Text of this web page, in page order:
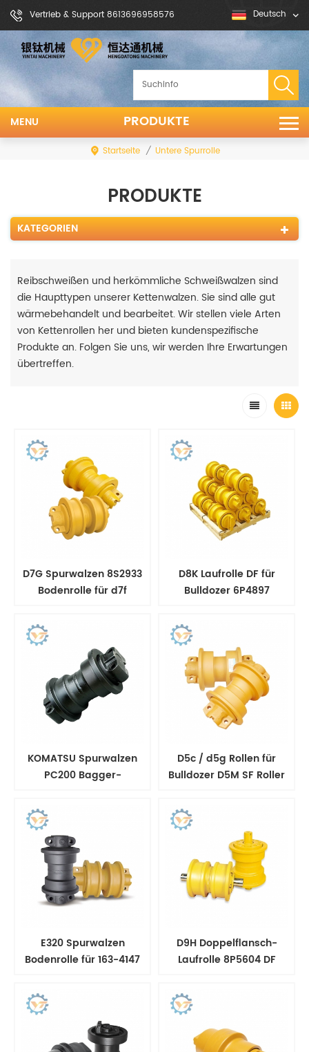
Vertrieb & Support 8613696958576 Deutsch
PRODUKTE
MENU
Startseite / Untere Spurrolle
PRODUKTE
KATEGORIEN
Reibschweißen und herkömmliche Schweißwalzen sind
die Haupttypen unserer Kettenwalzen. Sie sind alle gut
wärmebehandelt und bearbeitet. Wir stellen viele Arten
von Kettenrollen her und bieten kundenspezifische
Produkte an. Folgen Sie uns, wir werden Ihre Erwartungen
übertreffen.
D7G Spurwalzen 8S2933
Bodenrolle für d7f
D8K Laufrolle DF für
Bulldozer 6P4897
KOMATSU Spurwalzen
PC200 Bagger-
D5c / d5g Rollen für
Bulldozer D5M SF Roller
E320 Spurwalzen
Bodenrolle für 163-4147
D9H Doppelflansch-
Laufrolle 8P5604 DF